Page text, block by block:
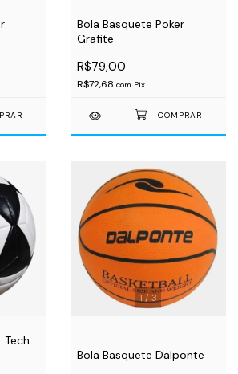
Bola Basquete Poker
Grafite
R$79,00
R$72,68 com Pix
Tech
1/3
Bola Basquete Dalponte